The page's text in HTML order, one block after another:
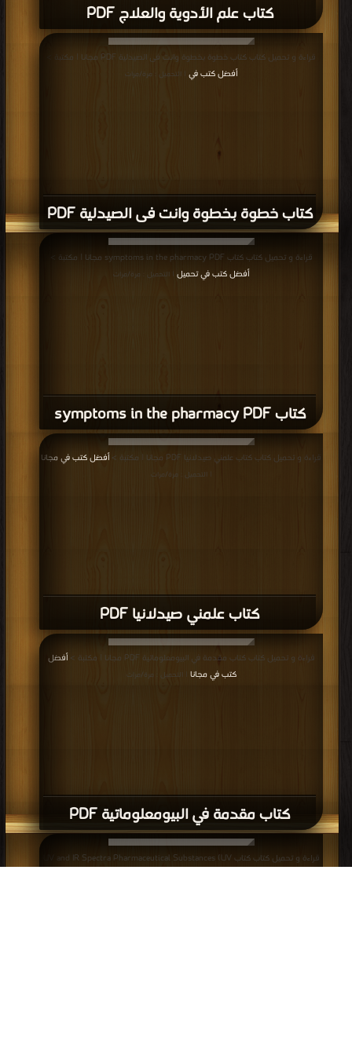
كتاب علم الأدوية والعلاج PDF
كتاب خطوة بخطوة وانت فى الصيدلية PDF
قراءة و تحميل كتاب كتاب خطوة بخطوة وانت فى الصيدلية PDF مجانا | مكتبة >
أفضل كتب في
| التحميل : مرة/مرات
كتاب symptoms in the pharmacy PDF
قراءة و تحميل كتاب كتاب symptoms in the pharmacy PDF مجانا | مكتبة >
أفضل كتب في تحميل | التحميل : مرة/مرات
كتاب علمني صيدلانيا PDF
قراءة و تحميل كتاب كتاب علمني صيدلانيا PDF مجانا | مكتبة > أفضل كتب في مجانا
| التحميل : مرة/مرات
كتاب مقدمة في البيومعلوماتية‬ PDF
قراءة و تحميل كتاب كتاب مقدمة في البيومعلوماتية‬ PDF مجانا | مكتبة >
أفضل
كتب في مجانا | التحميل : مرة/مرات
قراءة و تحميل كتاب كتاب UV and IR Spectra Pharmaceutical Substances (UV